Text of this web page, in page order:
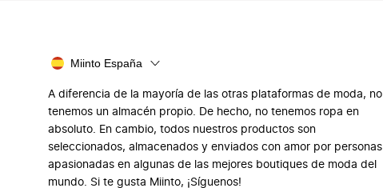
Miinto España
A diferencia de la mayoría de las otras plataformas de moda, no
tenemos un almacén propio. De hecho, no tenemos ropa en
absoluto. En cambio, todos nuestros productos son
seleccionados, almacenados y enviados con amor por personas
apasionadas en algunas de las mejores boutiques de moda del
mundo. Si te gusta Miinto, ¡Síguenos!